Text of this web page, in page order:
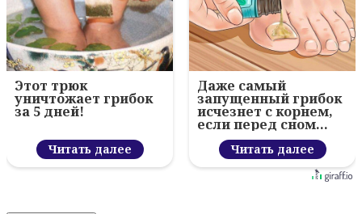
Этот трюк
уничтожает грибок
за 5 дней!
Читать далее
Даже самый
запущенный грибок
исчезнет с корнем,
если перед сном…
Читать далее